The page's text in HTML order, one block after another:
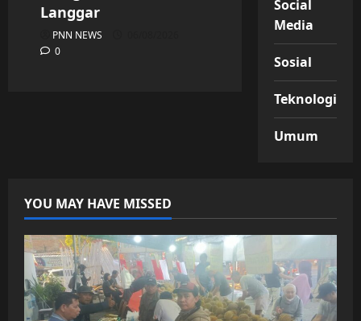
Langgar
PNN NEWS
0
Social
Media
Sosial
Teknologi
Umum
YOU MAY HAVE MISSED